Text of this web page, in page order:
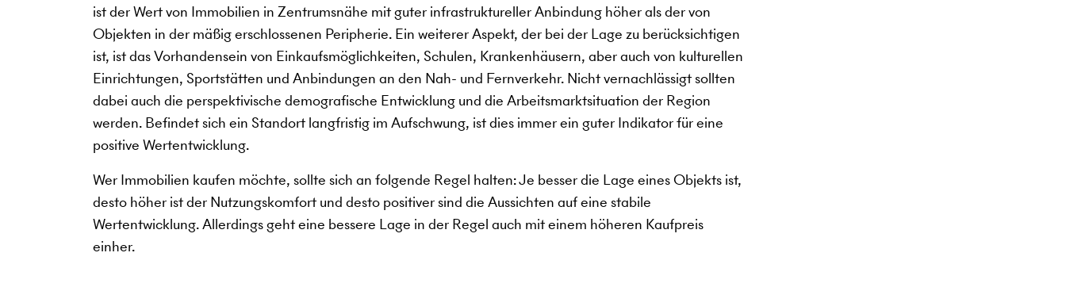
ist der Wert von Immobilien in Zentrumsnähe mit guter infrastruktureller Anbindung höher als der von
Objekten in der mäßig erschlossenen Peripherie. Ein weiterer Aspekt, der bei der Lage zu berücksichtigen
ist, ist das Vorhandensein von Einkaufsmöglichkeiten, Schulen, Krankenhäusern, aber auch von kulturellen
Einrichtungen, Sportstätten und Anbindungen an den Nah- und Fernverkehr. Nicht vernachlässigt sollten
dabei auch die perspektivische demografische Entwicklung und die Arbeitsmarktsituation der Region
werden. Befindet sich ein Standort langfristig im Aufschwung, ist dies immer ein guter Indikator für eine
positive Wertentwicklung.
Wer Immobilien kaufen möchte, sollte sich an folgende Regel halten: Je besser die Lage eines Objekts ist,
desto höher ist der Nutzungskomfort und desto positiver sind die Aussichten auf eine stabile
Wertentwicklung. Allerdings geht eine bessere Lage in der Regel auch mit einem höheren Kaufpreis
einher.